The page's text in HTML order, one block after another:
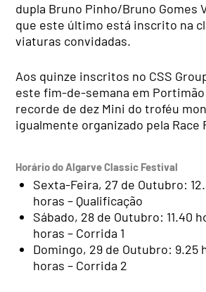
dupla Bruno Pinho/Bruno Gomes
que este último está inscrito na
viaturas convidadas.
Aos quinze inscritos no CSS
este fim-de-semana em
recorde de dez Mini do troféu
igualmente organizado pela Race
Horário do Algarve Classic Festival
Sexta-Feira, 27 de Outubro:
horas – Qualificação
Sábado, 28 de Outubro: 11.40
horas – Corrida 1
Domingo, 29 de Outubro: 9.25
horas – Corrida 2